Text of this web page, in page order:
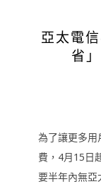
亞太電
省
為了讓更多用
費，4月15日
要半年內無亞